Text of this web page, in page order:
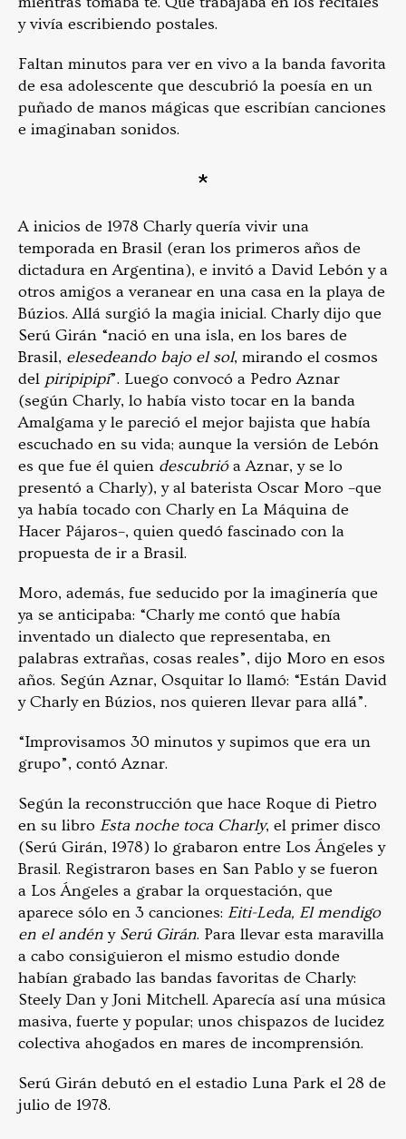
y vivía escribiendo postales.
Faltan minutos para ver en vivo a la banda favorita
de esa adolescente que descubrió la poesía en un
puñado de manos mágicas que escribían canciones
e imaginaban sonidos.
*
A inicios de 1978 Charly quería vivir una
temporada en Brasil (eran los primeros años de
dictadura en Argentina), e invitó a David Lebón y a
otros amigos a veranear en una casa en la playa de
Búzios. Allá surgió la magia inicial. Charly dijo que
Serú Girán “nació en una isla, en los bares de
Brasil, elesedeando bajo el sol, mirando el cosmos
del piripipipí”. Luego convocó a Pedro Aznar
(según Charly, lo había visto tocar en la banda
Amalgama y le pareció el mejor bajista que había
escuchado en su vida; aunque la versión de Lebón
es que fue él quien descubrióa Aznar, y se lo
presentó a Charly), y al baterista Oscar Moro –que
ya había tocado con Charly en La Máquina de
Hacer Pájaros–, quien quedó fascinado con la
propuesta de ir a Brasil.
Moro, además, fue seducido por la imaginería que
ya se anticipaba: “Charly me contó que había
inventado un dialecto que representaba, en
palabras extrañas, cosas reales”, dijo Moro en esos
años. Según Aznar, Osquitar lo llamó: “Están David
y Charly en Búzios, nos quieren llevar para allá”.
“Improvisamos 30 minutos y supimos que era un
grupo”, contó Aznar.
Según la reconstrucción que hace Roque di Pietro
en su libro Esta noche toca Charly, el primer disco
(Serú Girán, 1978) lo grabaron entre Los Ángeles y
Brasil. Registraron bases en San Pablo y se fueron
a Los Ángeles a grabar la orquestación, que
aparece sólo en 3 canciones: Eiti-Leda, El mendigo
en el andény Serú Girán. Para llevar esta maravilla
a cabo consiguieron el mismo estudio donde
habían grabado las bandas favoritas de Charly:
Steely Dan y Joni Mitchell. Aparecía así una música
masiva, fuerte y popular; unos chispazos de lucidez
colectiva ahogados en mares de incomprensión.
Serú Girán debutó en el estadio Luna Park el 28 de
julio de 1978.